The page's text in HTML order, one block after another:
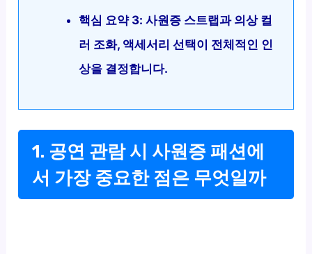
핵심 요약 3: 사원증 스트랩과 의상 컬
러 조화, 액세서리 선택이 전체적인 인
상을 결정합니다.
1. 공연 관람 시 사원증 패션에
서 가장 중요한 점은 무엇일까